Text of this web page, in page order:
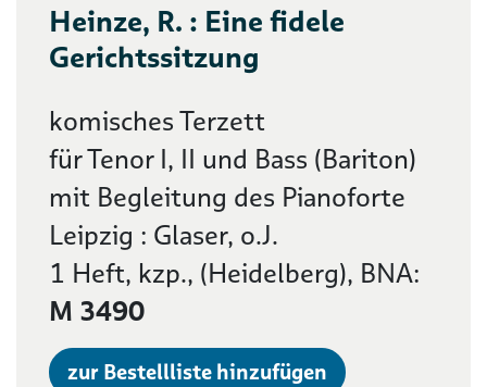
Heinze, R. : Eine fidele
Gerichtssitzung
komisches Terzett
für Tenor I, II und Bass (Bariton)
mit Begleitung des Pianoforte
Leipzig : Glaser, o.J.
1 Heft, kzp., (Heidelberg), BNA:
M 3490
zur Bestellliste hinzufügen